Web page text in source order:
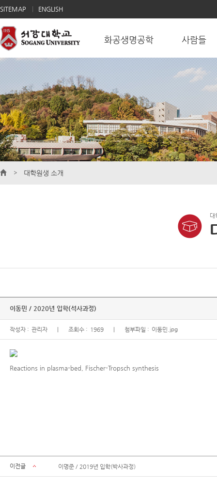
SITEMAP ENGLISH
화공생명공학 사람들
대학원생 소개
대
이동민 / 2020년 입학(석사과정)
작성자 : 관리자 조회수 : 1969 첨부파일 : 이동민.jpg
Reactions in plasma-bed, Fischer-Tropsch synthesis
이전글 이명준 / 2019년 입학(박사과정)